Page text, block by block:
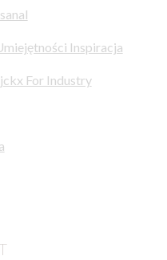
Inspiracja
For Industry